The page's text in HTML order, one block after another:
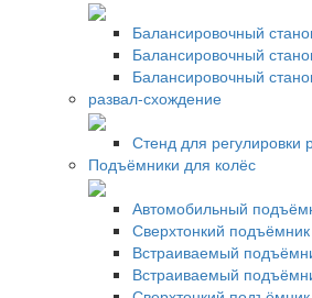
Балансировочный
Балансировочный
Балансировочный
развал-схождение
Стенд для регулировки
Подъёмники для колёс
Автомобильный
Сверхтонкий
Встраиваемый
Встраиваемый